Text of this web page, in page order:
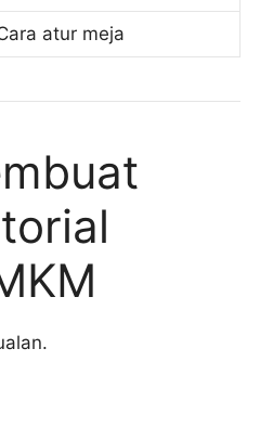
atur meja